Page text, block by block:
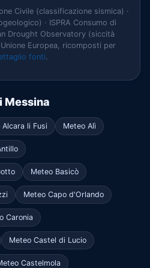
Civile (classificazione sismica) ·
· ISPRA Consumo di
Drought Observatory (siccità
Europea, ricomposti per
fonti.
Messina
Alcara li Fusi Meteo Alì
Meteo Basicò
Meteo Capo d'Orlando
Caronia
Meteo Castel di Lucio
Castelmola